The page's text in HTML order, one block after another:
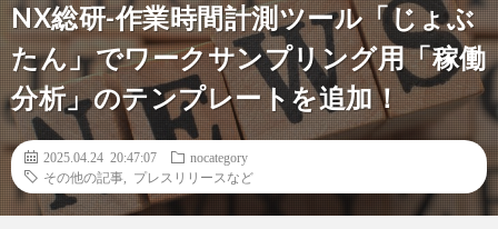
NX総研-作業時間計測ツール「じょぶ
たん」でワークサンプリング用「稼働
分析」のテンプレートを追加！
2025.04.24 20:47:07
nocategory
その他の記事
プレスリリースなど